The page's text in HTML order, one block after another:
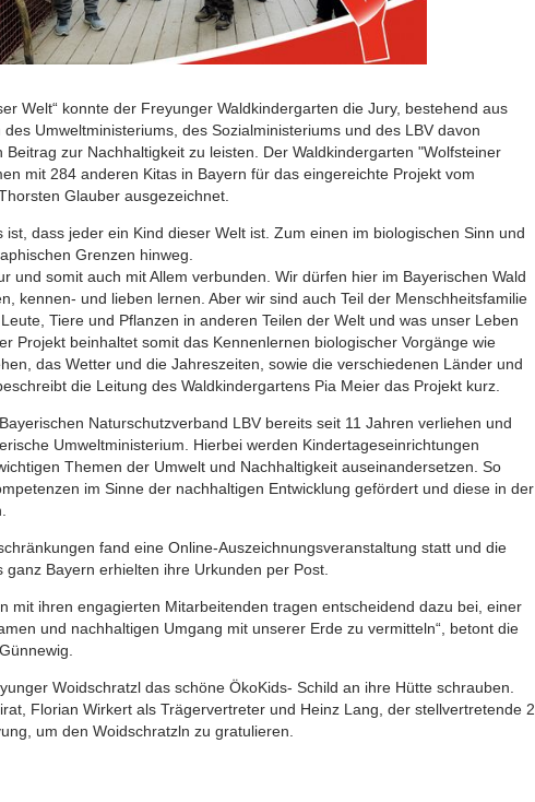
Welt“ konnte der Freyunger Waldkindergarten die Jury, bestehend aus
Umweltministeriums, des Sozialministeriums und des LBV davon
zur Nachhaltigkeit zu leisten. Der Waldkindergarten "Wolfsteiner
mit 284 anderen Kitas in Bayern für das eingereichte Projekt vom
Glauber ausgezeichnet.
ist, dass jeder ein Kind dieser Welt ist. Zum einen im biologischen Sinn und
Grenzen hinweg.
und somit auch mit Allem verbunden. Wir dürfen hier im Bayerischen Wald
kennen- und lieben lernen. Aber wir sind auch Teil der Menschheitsfamilie
Tiere und Pflanzen in anderen Teilen der Welt und was unser Leben
Projekt beinhaltet somit das Kennenlernen biologischer Vorgänge wie
das Wetter und die Jahreszeiten, sowie die verschiedenen Länder und
die Leitung des Waldkindergartens Pia Meier das Projekt kurz.
Naturschutzverband LBV bereits seit 11 Jahren verliehen und
Umweltministerium. Hierbei werden Kindertageseinrichtungen
Themen der Umwelt und Nachhaltigkeit auseinandersetzen. So
im Sinne der nachhaltigen Entwicklung gefördert und diese in der
fand eine Online-Auszeichnungsveranstaltung statt und die
Bayern erhielten ihre Urkunden per Post.
mit ihren engagierten Mitarbeitenden tragen entscheidend dazu bei, einer
und nachhaltigen Umgang mit unserer Erde zu vermitteln“, betont die
Woidschratzl das schöne ÖkoKids- Schild an ihre Hütte schrauben.
Florian Wirkert als Trägervertreter und Heinz Lang, der stellvertretende 2.
um den Woidschratzln zu gratulieren.